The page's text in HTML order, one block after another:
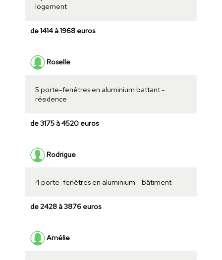
logement
de 1414 à 1968 euros
Roselle
5 porte-fenêtres en aluminium battant -
résidence
de 3175 à 4520 euros
Rodrigue
4 porte-fenêtres en aluminium - bâtiment
de 2428 à 3876 euros
Amélie